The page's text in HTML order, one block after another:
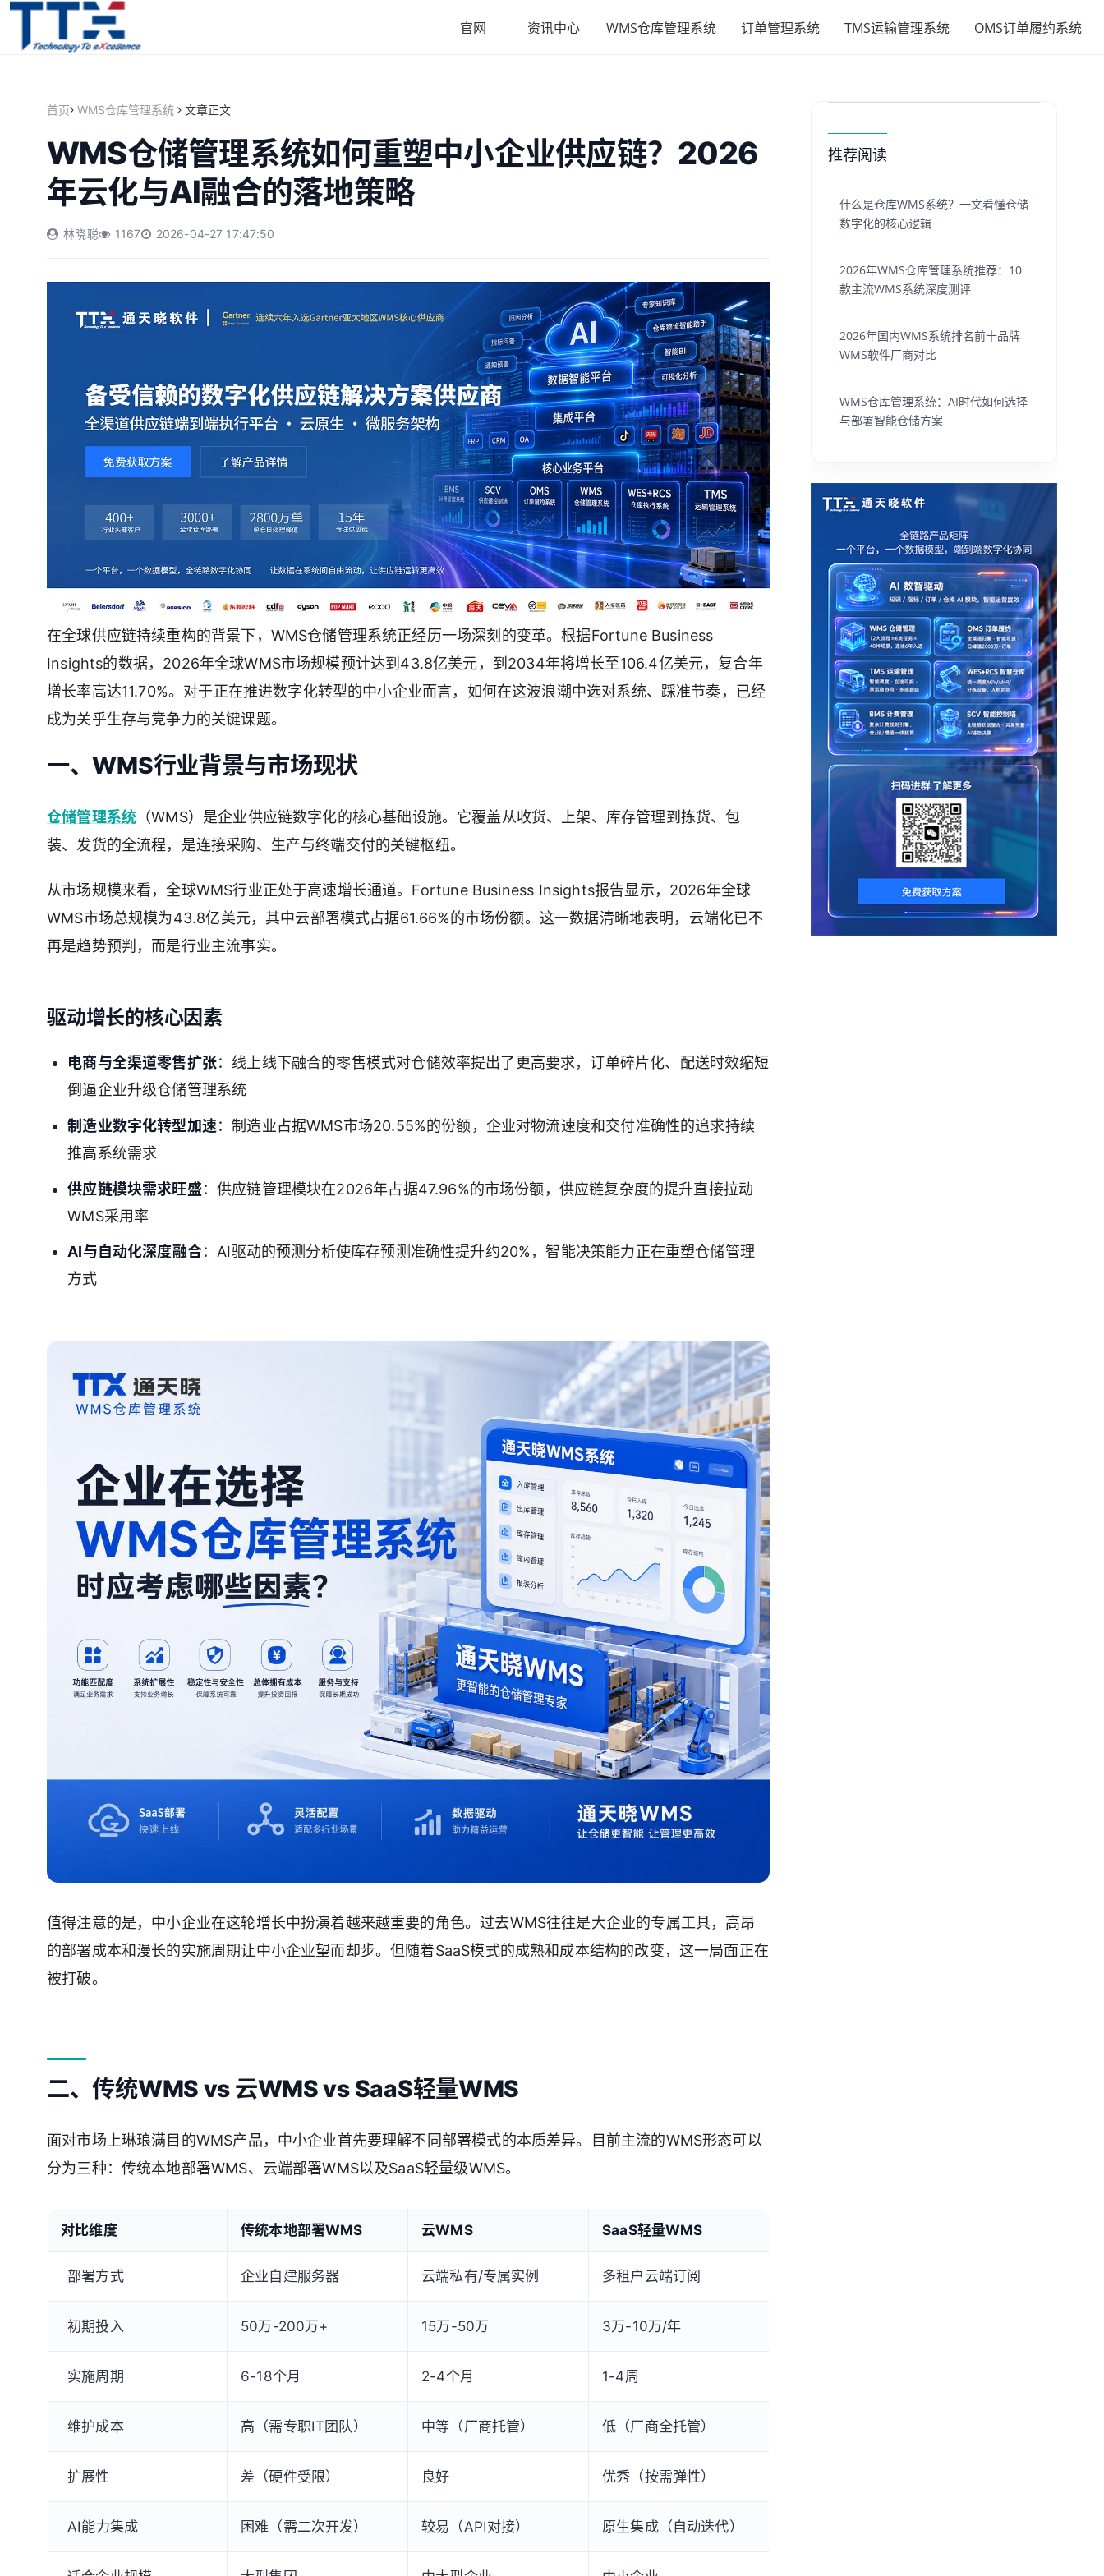
官网 资讯中心 WMS仓库管理系统 订单管理系统 TMS运输管理系统 OMS订单履约系统
首页 WMS仓库管理系统 文章正文
WMS仓储管理系统如何重塑中小企业供应链？2026
年云化与AI融合的落地策略
林晓聪 1167 2026-04-27 17:47:50
在全球供应链持续重构的背景下，WMS仓储管理系统正经历一场深刻的变革。根据Fortune Business
Insights的数据，2026年全球WMS市场规模预计达到43.8亿美元，到2034年将增长至106.4亿美元，复合年
增长率高达11.70%。对于正在推进数字化转型的中小企业而言，如何在这波浪潮中选对系统、踩准节奏，已经
成为关乎生存与竞争力的关键课题。
一、WMS行业背景与市场现状
仓储管理系统 （WMS）是企业供应链数字化的核心基础设施。它覆盖从收货、上架、库存管理到拣货、包
装、发货的全流程，是连接采购、生产与终端交付的关键枢纽。
从市场规模来看，全球WMS行业正处于高速增长通道。Fortune Business Insights报告显示，2026年全球
WMS市场总规模为43.8亿美元，其中云部署模式占据61.66%的市场份额。这一数据清晰地表明，云端化已不
再是趋势预判，而是行业主流事实。
驱动增长的核心因素
电商与全渠道零售扩张：线上线下融合的零售模式对仓储效率提出了更高要求，订单碎片化、配送时效缩短
倒逼企业升级仓储管理系统
制造业数字化转型加速：制造业占据WMS市场20.55%的份额，企业对物流速度和交付准确性的追求持续
推高系统需求
供应链模块需求旺盛：供应链管理模块在2026年占据47.96%的市场份额，供应链复杂度的提升直接拉动
WMS采用率
AI与自动化深度融合：AI驱动的预测分析使库存预测准确性提升约20%，智能决策能力正在重塑仓储管理
方式
值得注意的是，中小企业在这轮增长中扮演着越来越重要的角色。过去WMS往往是大企业的专属工具，高昂
的部署成本和漫长的实施周期让中小企业望而却步。但随着SaaS模式的成熟和成本结构的改变，这一局面正在
被打破。
二、传统WMS vs 云WMS vs SaaS轻量WMS
面对市场上琳琅满目的WMS产品，中小企业首先要理解不同部署模式的本质差异。目前主流的WMS形态可以
分为三种：传统本地部署WMS、云端部署WMS以及SaaS轻量级WMS。
对比维度 传统本地部署WMS 云WMS SaaS轻量WMS
部署方式 企业自建服务器 云端私有/专属实例 多租户云端订阅
初期投入 50万-200万+ 15万-50万 3万-10万/年
实施周期 6-18个月 2-4个月 1-4周
维护成本 高（需专职IT团队） 中等（厂商托管） 低（厂商全托管）
扩展性 差（硬件受限） 良好 优秀（按需弹性）
AI能力集成 困难（需二次开发） 较易（API对接） 原生集成（自动迭代）
推荐阅读
什么是仓库WMS系统？一文看懂仓储
数字化的核心逻辑
2026年WMS仓库管理系统推荐：10
款主流WMS系统深度测评
2026年国内WMS系统排名前十品牌
WMS软件厂商对比
WMS仓库管理系统：AI时代如何选择
与部署智能仓储方案